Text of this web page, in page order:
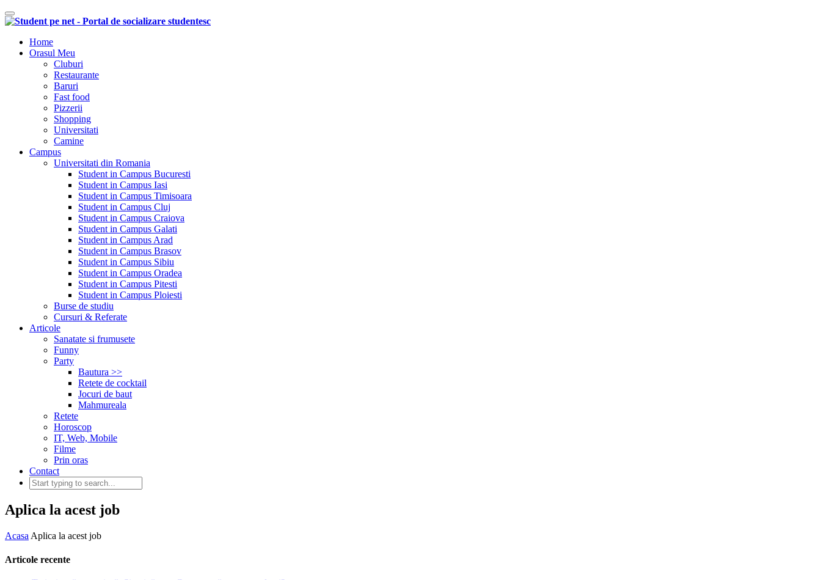
Comutare navigare
Home
Orasul Meu
Cluburi
Restaurante
Baruri
Fast food
Pizzerii
Shopping
Universitati
Camine
Campus
Universitati din Romania
Student in Campus Bucuresti
Student in Campus Iasi
Student in Campus Timisoara
Student in Campus Cluj
Student in Campus Craiova
Student in Campus Galati
Student in Campus Arad
Student in Campus Brasov
Student in Campus Sibiu
Student in Campus Oradea
Student in Campus Pitesti
Student in Campus Ploiesti
Burse de studiu
Cursuri & Referate
Articole
Sanatate si frumusete
Funny
Party
Bautura >>
Retete de cocktail
Jocuri de baut
Mahmureala
Retete
Horoscop
IT, Web, Mobile
Filme
Prin oras
Contact
Aplica la acest job
Acasa Aplica la acest job
Articole recente